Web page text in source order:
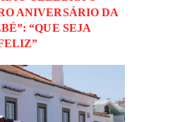
ANIVERSÁRIO DA
“QUE SEJA